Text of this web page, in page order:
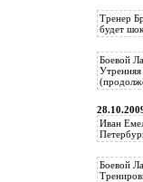
Тренер
будет
Боевой
Утренняя
Иван
Боевой